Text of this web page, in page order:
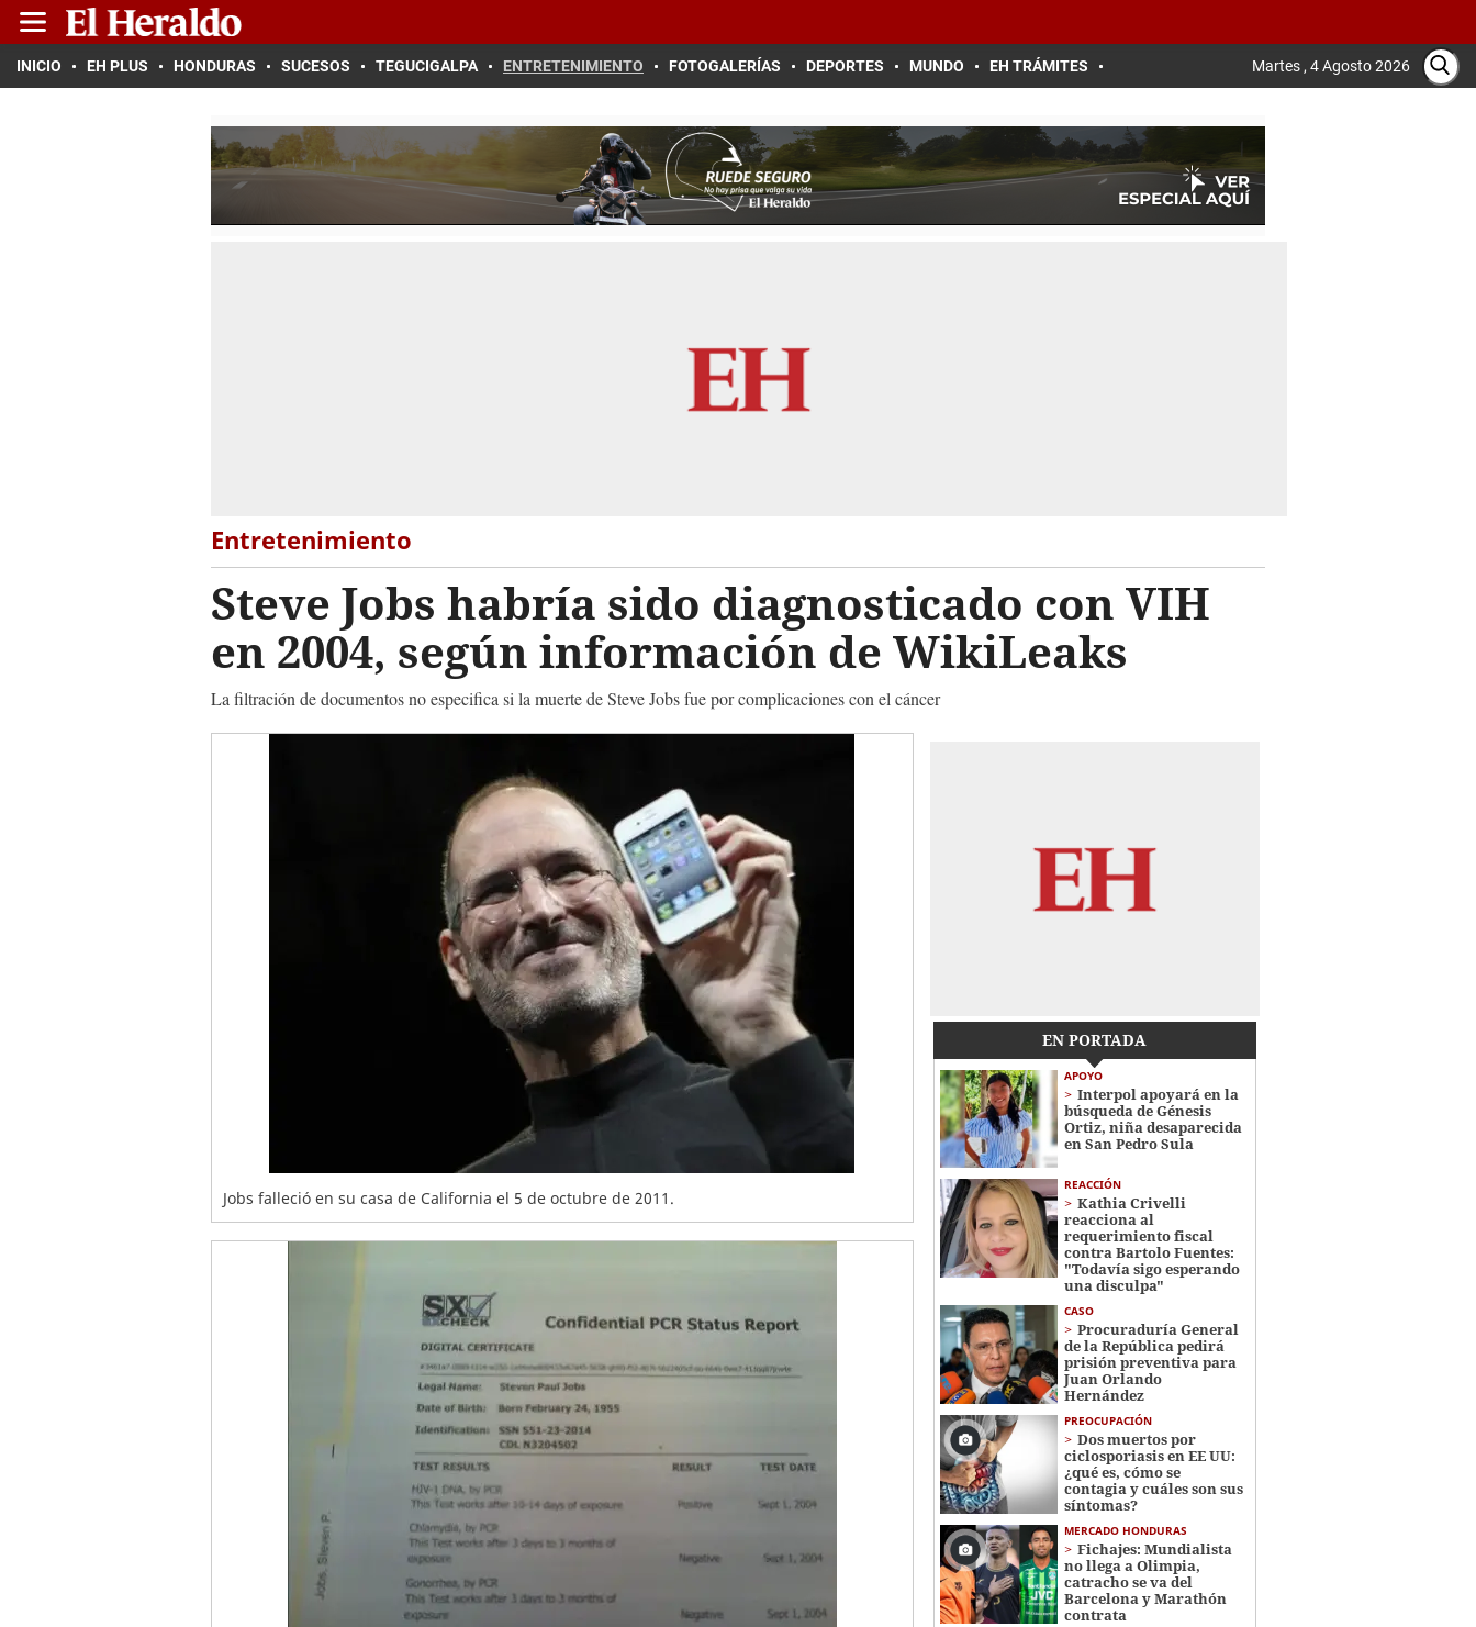
INICIO EH PLUS HONDURAS SUCESOS TEGUCIGALPA ENTRETENIMIENTO FOTOGALERÍAS DEPORTES MUNDO EH TRÁMITES Martes , 4 Agosto 2026
Entretenimiento
Steve Jobs habría sido diagnosticado con VIH
en 2004, según información de WikiLeaks
La filtración de documentos no especifica si la muerte de Steve Jobs fue por complicaciones con el cáncer
Jobs falleció en su casa de California el 5 de octubre de 2011.
EN PORTADA
APOYO
Interpol apoyará en la
búsqueda de Génesis
Ortiz, niña desaparecida
en San Pedro Sula
REACCIÓN
Kathia Crivelli
reacciona al
requerimiento fiscal
contra Bartolo Fuentes:
"Todavía sigo esperando
una disculpa"
CASO
Procuraduría General
de la República pedirá
prisión preventiva para
Juan Orlando
Hernández
PREOCUPACIÓN
Dos muertos por
ciclosporiasis en EE UU:
¿qué es, cómo se
contagia y cuáles son sus
síntomas?
MERCADO HONDURAS
Fichajes: Mundialista
no llega a Olimpia,
catracho se va del
Barcelona y Marathón
contrata